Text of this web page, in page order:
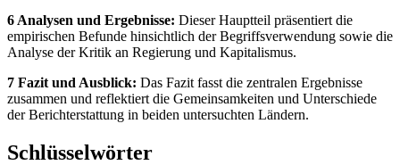
6 Analysen und Ergebnisse: Dieser Hauptteil präsentiert die
empirischen Befunde hinsichtlich der Begriffsverwendung sowie die
Analyse der Kritik an Regierung und Kapitalismus.
7 Fazit und Ausblick: Das Fazit fasst die zentralen Ergebnisse
zusammen und reflektiert die Gemeinsamkeiten und Unterschiede
der Berichterstattung in beiden untersuchten Ländern.
Schlüsselwörter